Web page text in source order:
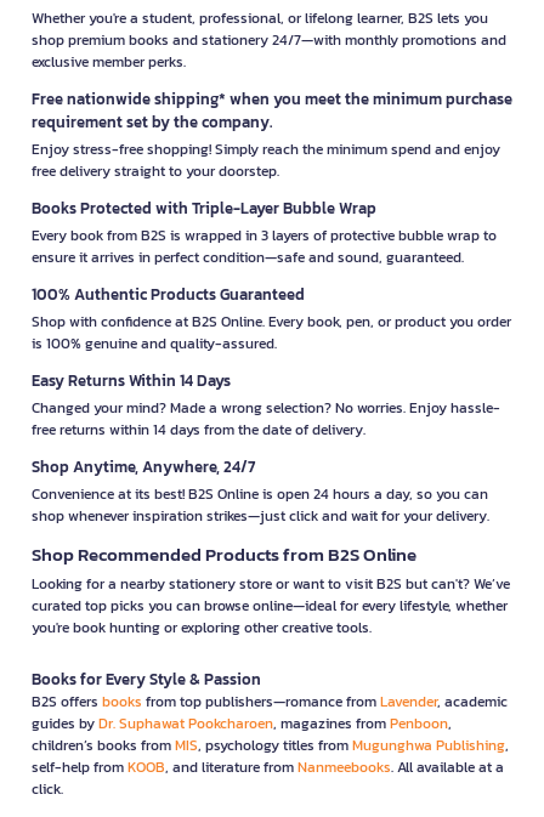
Whether you're a student, professional, or lifelong learner, B2S lets you
shop premium books and stationery 24/7—with monthly promotions and
exclusive member perks.
Free nationwide shipping* when you meet the minimum purchase
requirement set by the company.
Enjoy stress-free shopping! Simply reach the minimum spend and enjoy
free delivery straight to your doorstep.
Books Protected with Triple-Layer Bubble Wrap
Every book from B2S is wrapped in 3 layers of protective bubble wrap to
ensure it arrives in perfect condition—safe and sound, guaranteed.
100% Authentic Products Guaranteed
Shop with confidence at B2S Online. Every book, pen, or product you order
is 100% genuine and quality-assured.
Easy Returns Within 14 Days
Changed your mind? Made a wrong selection? No worries. Enjoy hassle-
free returns within 14 days from the date of delivery.
Shop Anytime, Anywhere, 24/7
Convenience at its best! B2S Online is open 24 hours a day, so you can
shop whenever inspiration strikes—just click and wait for your delivery.
Shop Recommended Products from B2S Online
Looking for a nearby stationery store or want to visit B2S but can't? We’ve
curated top picks you can browse online—ideal for every lifestyle, whether
you're book hunting or exploring other creative tools.
Books for Every Style & Passion
B2S offers books from top publishers—romance fromLavender, academic
guides byDr. Suphawat Pookcharoen, magazines fromPenboon,
children’s books fromMIS, psychology titles fromMugunghwa Publishing,
self-help fromKOOB, and literature fromNanmeebooks. All available at a
click.